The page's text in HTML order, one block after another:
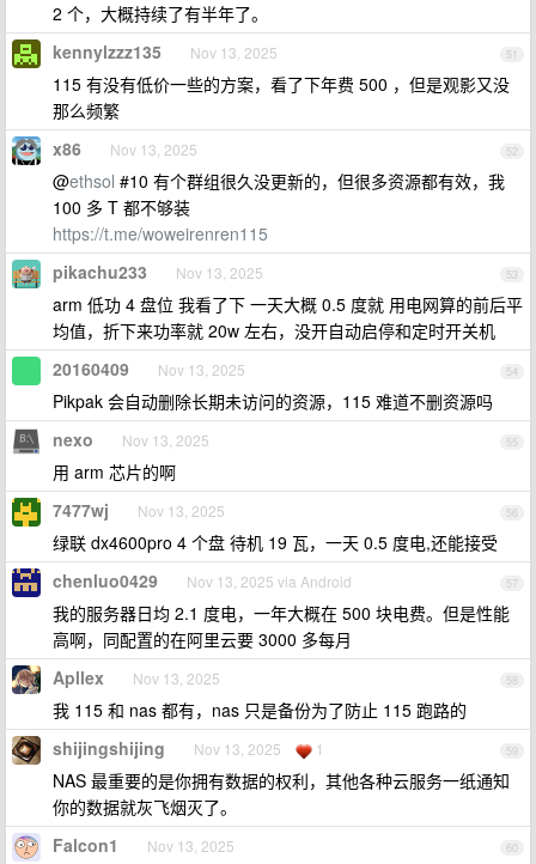
2 个，大概持续了有半年了。
51
kennylzzz135 Nov 13, 2025
115 有没有低价一些的方案，看了下年费 500 ，但是观影又没
那么频繁
52
x86 Nov 13, 2025
@ethsol #10 有个群组很久没更新的，但很多资源都有效，我
100 多 T 都不够装
https://t.me/woweirenren115
53
pikachu233 Nov 13, 2025
arm 低功 4 盘位 我看了下 一天大概 0.5 度就 用电网算的前后平
均值，折下来功率就 20w 左右，没开自动启停和定时开关机
54
20160409 Nov 13, 2025
Pikpak 会自动删除长期未访问的资源，115 难道不删资源吗
55
nexo Nov 13, 2025
用 arm 芯片的啊
56
7477wj Nov 13, 2025
绿联 dx4600pro 4 个盘 待机 19 瓦，一天 0.5 度电,还能接受
57
chenluo0429 Nov 13, 2025 via Android
我的服务器日均 2.1 度电，一年大概在 500 块电费。但是性能
高啊，同配置的在阿里云要 3000 多每月
58
Apllex Nov 13, 2025
我 115 和 nas 都有，nas 只是备份为了防止 115 跑路的
59
shijingshijing Nov 13, 2025 1
NAS 最重要的是你拥有数据的权利，其他各种云服务一纸通知
你的数据就灰飞烟灭了。
60
Falcon1 Nov 13, 2025